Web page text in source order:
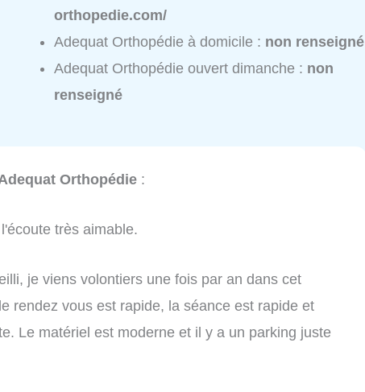
orthopedie.com/
Adequat Orthopédie à domicile : non renseigné
Adequat Orthopédie ouvert dimanche : non
renseigné
Orthopédie :
très aimable.
je viens volontiers une fois par an dans cet
rendez vous est rapide, la séance est rapide et
Le matériel est moderne et il y a un parking juste